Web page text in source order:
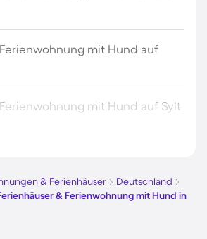
mit Hund auf
mit Hund auf Sylt
mit Hund auf
& Ferienhäuser
Deutschland
& Ferienwohnung mit Hund in